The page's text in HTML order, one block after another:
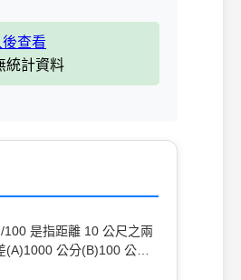
查看
統計資料
(A)1000 公分(B)100 公分
分。